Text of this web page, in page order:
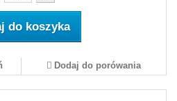
do koszyka
Dodaj do porówania